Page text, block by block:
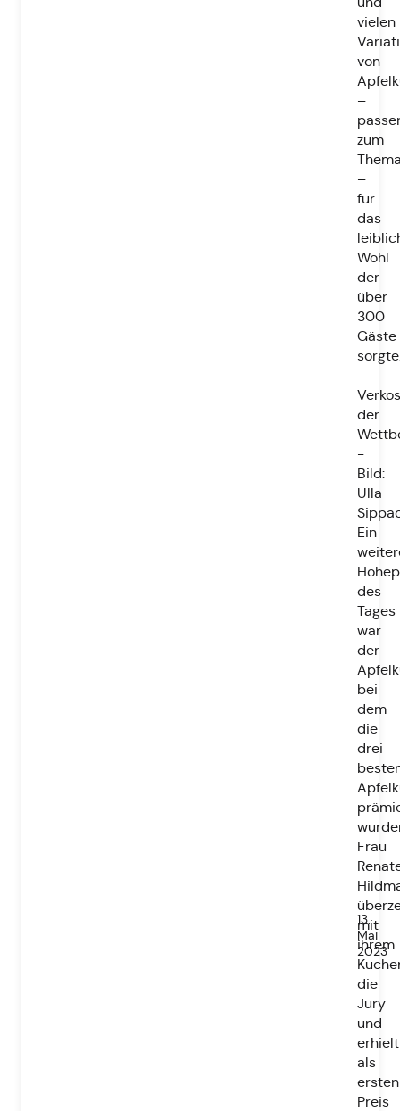
13.
Mai
2023
vielen
von
–
zum
–
für
das
Wohl
der
über
300
Gäste
der
-
Bild:
Ulla
Ein
des
Tages
war
der
bei
dem
die
drei
Frau
mit
ihrem
die
Jury
und
erhielt
als
ersten
Preis